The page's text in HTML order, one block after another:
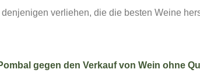
verliehen, die die besten Weine
gegen den Verkauf von Wein ohne